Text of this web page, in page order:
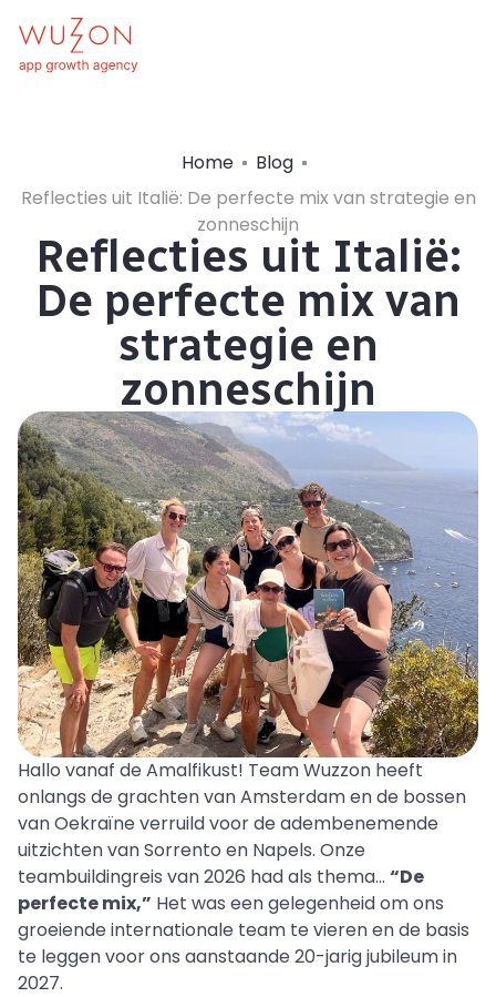
Home
Blog
Reflecties uit Italië: De perfecte mix van strategie en
zonneschijn
Reflecties uit Italië:
De perfecte mix van
strategie en
zonneschijn
Hallo vanaf de Amalfikust! Team Wuzzon heeft
onlangs de grachten van Amsterdam en de bossen
van Oekraïne verruild voor de adembenemende
uitzichten van Sorrento en Napels. Onze
teambuildingreis van 2026 had als thema... “De
perfecte mix,” Het was een gelegenheid om ons
groeiende internationale team te vieren en de basis
te leggen voor ons aanstaande 20-jarig jubileum in
2027.